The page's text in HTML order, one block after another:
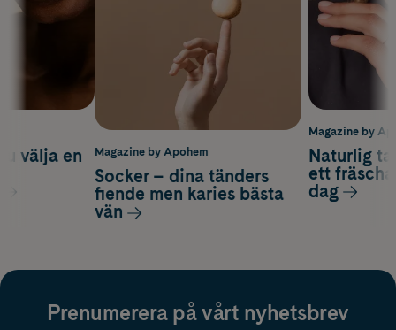
Magazine by
Naturlig
ett
dag
välja en
Magazine by Apohem
Socker – dina tänders
fiende men karies bästa
vän
Prenumerera på vårt nyhetsbrev